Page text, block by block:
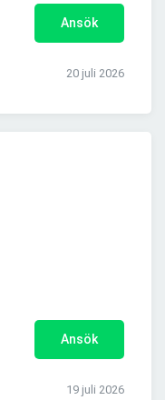
Ansök
20 juli 2026
Ansök
19 juli 2026